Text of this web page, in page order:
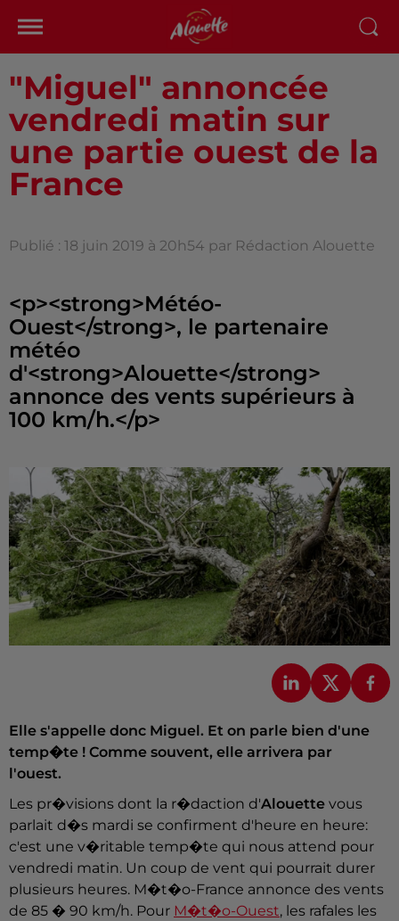
"Miguel" annoncée
vendredi matin sur
une partie ouest de la
France
Publié : 18 juin 2019 à 20h54 par Rédaction Alouette
<p><strong>Météo-
Ouest</strong>, le partenaire
météo
d'<strong>Alouette</strong>
annonce des vents supérieurs à
Elle s'appelle donc Miguel. Et on parle bien d'une
temp�te ! Comme souvent, elle arrivera par
l'ouest.
Les pr�visions dont la r�daction d'Alouette vous
parlait d�s mardi se confirment d'heure en heure:
c'est une v�ritable temp�te qui nous attend pour
vendredi matin. Un coup de vent qui pourrait durer
plusieurs heures. M�t�o-France annonce des vents
de 85 � 90 km/h. Pour M�t�o-Ouest, les rafales les